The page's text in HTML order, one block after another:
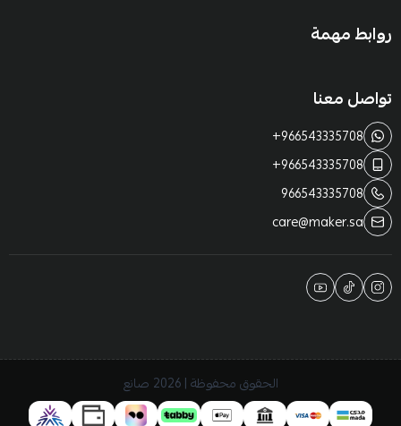
روابط مهمة
تواصل معنا
+966543335708
+966543335708
966543335708
care@maker.sa
الحقوق محفوظة | 2026 صانع